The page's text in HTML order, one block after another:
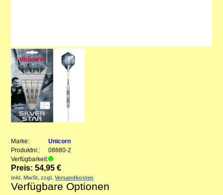
Marke:
Unicorn
Produktnr.:
08880-2
Verfügbarkeit:
Preis: 54,95 €
inkl. MwSt, zzgl.Versandkosten
Verfügbare Optionen